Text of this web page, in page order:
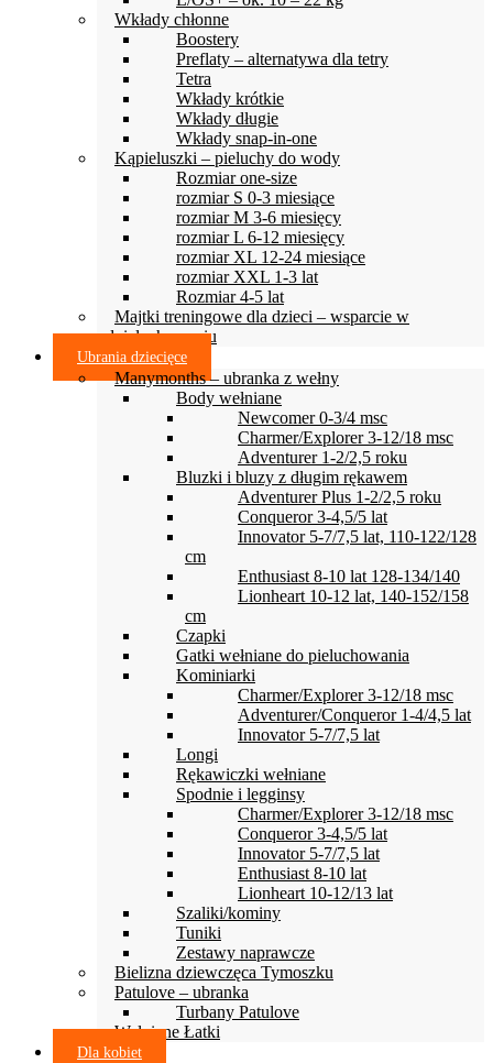
Wkłady chłonne
Boostery
Preflaty – alternatywa dla tetry
Tetra
Wkłady krótkie
Wkłady długie
Wkłady snap-in-one
Kąpieluszki – pieluchy do wody
Rozmiar one-size
rozmiar S 0-3 miesiące
rozmiar M 3-6 miesięcy
rozmiar L 6-12 miesięcy
rozmiar XL 12-24 miesiące
rozmiar XXL 1-3 lat
Rozmiar 4-5 lat
Majtki treningowe dla dzieci – wsparcie w
odpieluchowaniu
Ubrania dziecięce
Manymonths – ubranka z wełny
Body wełniane
Newcomer 0-3/4 msc
Charmer/Explorer 3-12/18 msc
Adventurer 1-2/2,5 roku
Bluzki i bluzy z długim rękawem
Adventurer Plus 1-2/2,5 roku
Conqueror 3-4,5/5 lat
Innovator 5-7/7,5 lat, 110-122/128
cm
Enthusiast 8-10 lat 128-134/140
Lionheart 10-12 lat, 140-152/158
cm
Czapki
Gatki wełniane do pieluchowania
Kominiarki
Charmer/Explorer 3-12/18 msc
Adventurer/Conqueror 1-4/4,5 lat
Innovator 5-7/7,5 lat
Longi
Rękawiczki wełniane
Spodnie i legginsy
Charmer/Explorer 3-12/18 msc
Conqueror 3-4,5/5 lat
Innovator 5-7/7,5 lat
Enthusiast 8-10 lat
Lionheart 10-12/13 lat
Szaliki/kominy
Tuniki
Zestawy naprawcze
Bielizna dziewczęca Tymoszku
Patulove – ubranka
Turbany Patulove
Wełniane Łatki
Dla kobiet